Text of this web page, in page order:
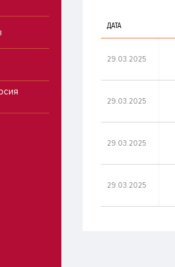
ДАТА
29.03.2025
29.03.2025
29.03.2025
29.03.2025